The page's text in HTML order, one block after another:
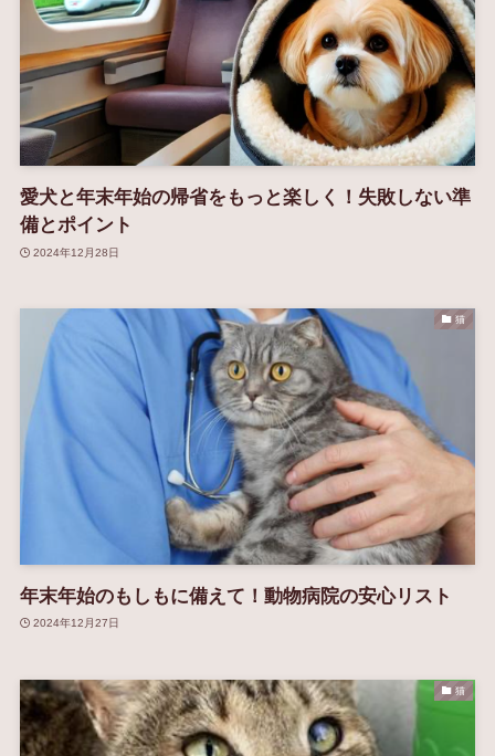
愛犬と年末年始の帰省をもっと楽しく！失敗しない準
備とポイント
2024年12月28日
猫
年末年始のもしもに備えて！動物病院の安心リスト
2024年12月27日
猫